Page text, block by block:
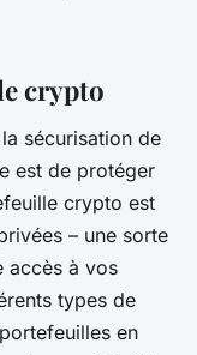
crypto
sécurisation de
est de protéger
crypto est
– une sorte
accès à vos
types de
en